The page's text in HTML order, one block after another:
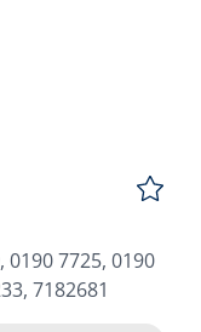
0190 7725, 0190
7182681